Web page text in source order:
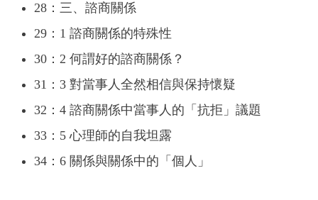
28：三、諮商關係
29：1 諮商關係的特殊性
30：2 何謂好的諮商關係？
31：3 對當事人全然相信與保持懷疑
32：4 諮商關係中當事人的「抗拒」議題
33：5 心理師的自我坦露
34：6 關係與關係中的「個人」